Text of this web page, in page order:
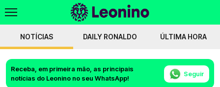
NOTÍCIAS DAILY RONALDO ÚLTIMA HORA
Receba, em primeira mão, as principais
notícias do Leonino no seu WhatsApp!
Seguir